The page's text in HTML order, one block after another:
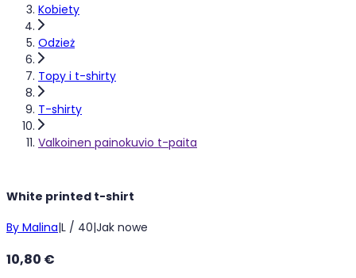
Kobiety
Odzież
Topy i t-shirty
T-shirty
Valkoinen painokuvio t-paita
White printed t-shirt
By Malina|L / 40|Jak nowe
10,80 €